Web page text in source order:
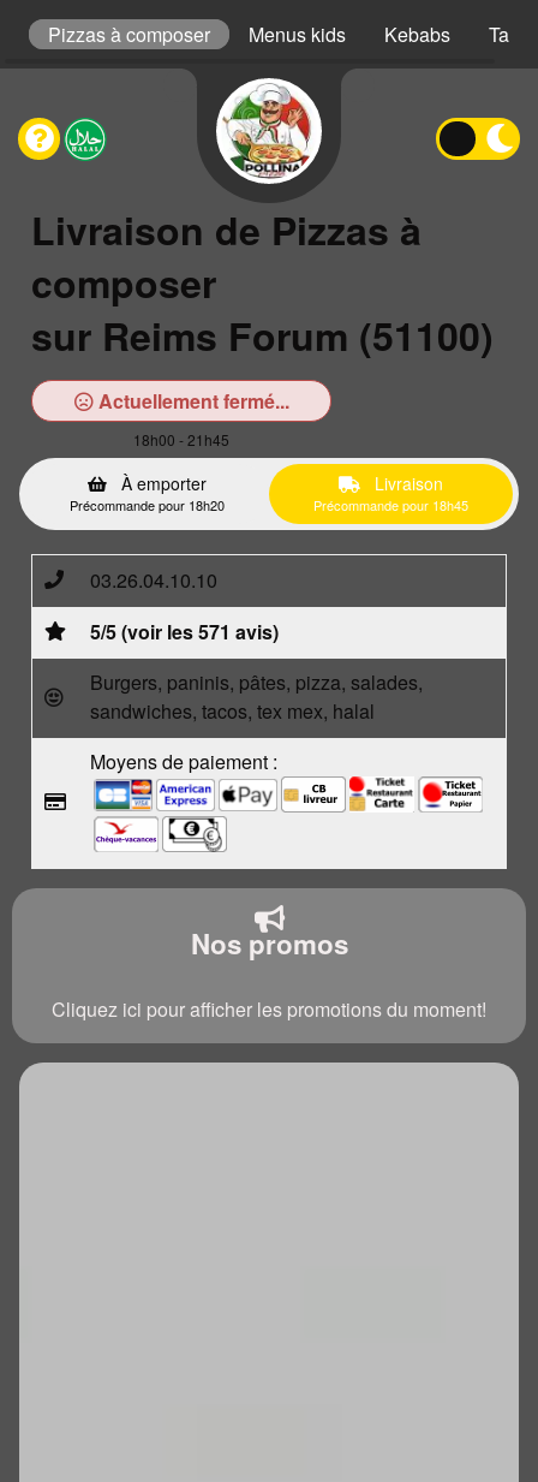
Pizzas à composer Menus kids Kebabs Tacos
Livraison de Pizzas à
composer
sur Reims Forum (51100)
Actuellement fermé...
18h00 - 21h45
À emporter
Précommande pour 18h20
Livraison
Précommande pour 18h45
03.26.04.10.10
5/5 (voir les 571 avis)
Burgers, paninis, pâtes, pizza, salades,
sandwiches, tacos, tex mex, halal
Moyens de paiement :
Nos promos
Cliquez ici pour afficher les promotions du moment!